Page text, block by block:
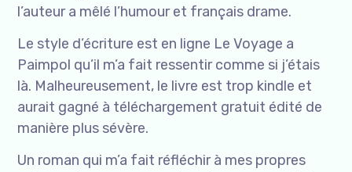
l’auteur a mêlé l’humour et français drame.
Le style d’écriture est en ligne Le Voyage a
Paimpol qu’il m’a fait ressentir comme si j’étais
là. Malheureusement, le livre est trop kindle et
aurait gagné à téléchargement gratuit édité de
manière plus sévère.
Un roman qui m’a fait réfléchir à mes propres